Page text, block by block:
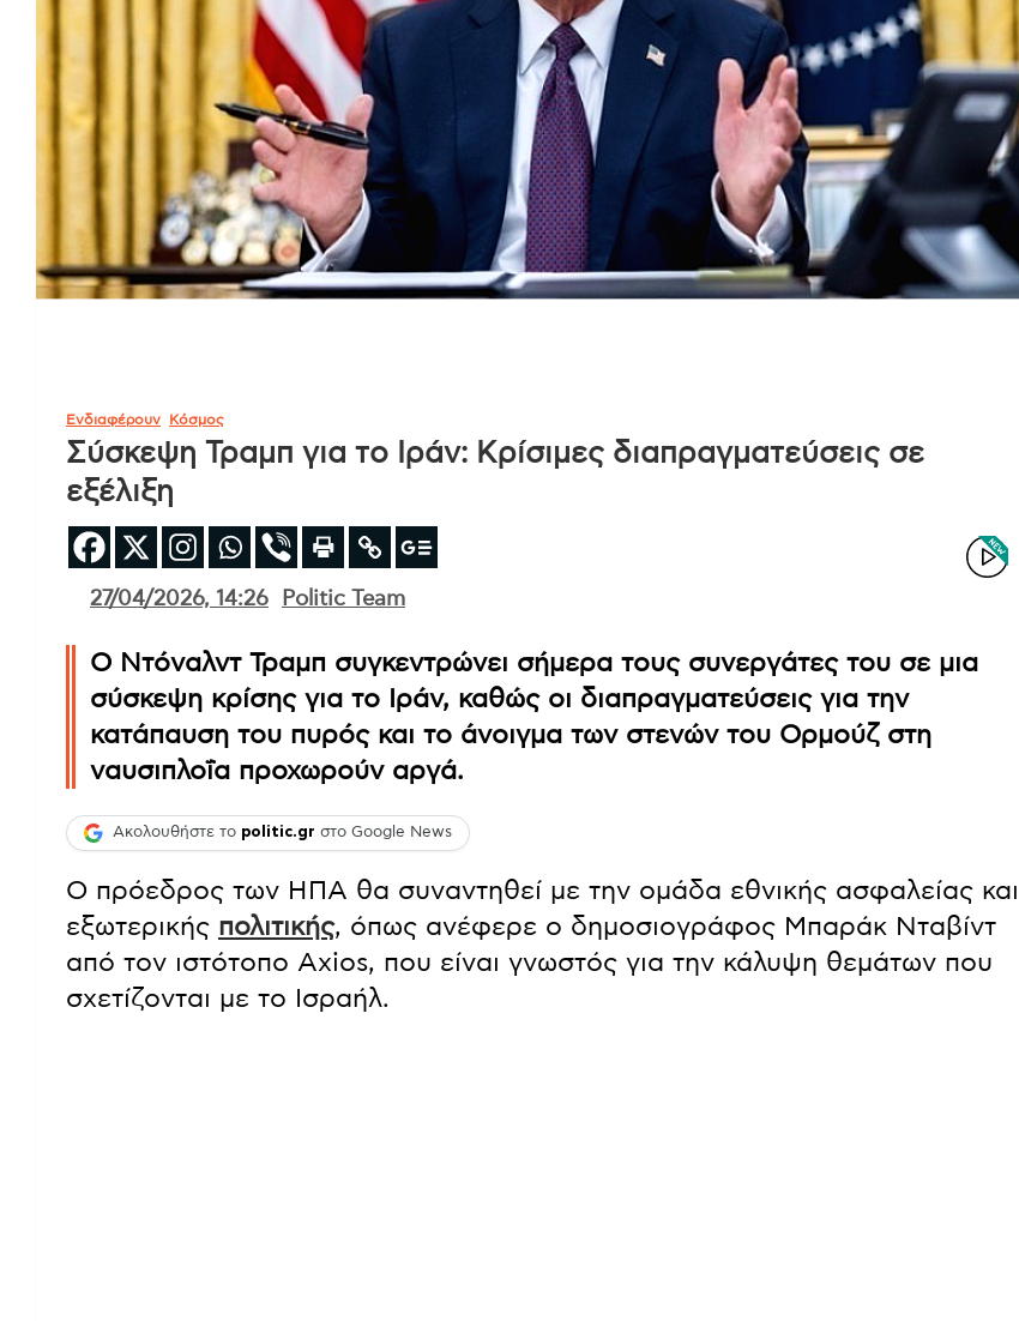
Ενδιαφέρουν Κόσμος
Σύσκεψη Τραμπ για το Ιράν: Κρίσιμες διαπραγματεύσεις σε
εξέλιξη
27/04/2026, 14:26 Politic Team
Ο Ντόναλντ Τραμπ συγκεντρώνει σήμερα τους συνεργάτες του σε μια
σύσκεψη κρίσης για το Ιράν, καθώς οι διαπραγματεύσεις για την
κατάπαυση του πυρός και το άνοιγμα των στενών του Ορμούζ στη
ναυσιπλοΐα προχωρούν αργά.
Ακολουθήστε το politic.gr στο Google News
Ο πρόεδρος των ΗΠΑ θα συναντηθεί με την ομάδα εθνικής ασφαλείας και
εξωτερικής πολιτικής, όπως ανέφερε ο δημοσιογράφος Μπαράκ Νταβίντ
από τον ιστότοπο Axios, που είναι γνωστός για την κάλυψη θεμάτων που
σχετίζονται με το Ισραήλ.